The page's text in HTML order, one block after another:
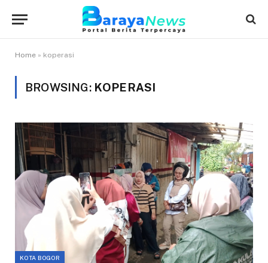
Home » koperasi
BROWSING: KOPERASI
KOTA BOGOR